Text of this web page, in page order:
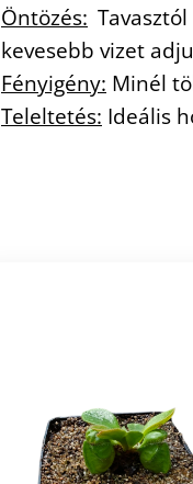
Öntözés:
kevesebb vizet
Fényigény: Minél
Teleltetés: Ideális